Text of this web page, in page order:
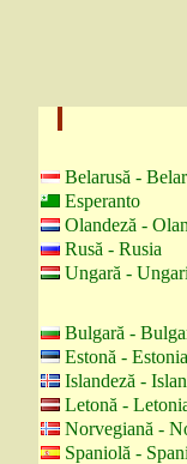
Belarusă -
Esperanto
Olandeză -
Rusă - Rusia
Ungară -
Bulgară -
Estonă - Estonia
Islandeză -
Letonă -
Norvegiană -
Spaniolă -